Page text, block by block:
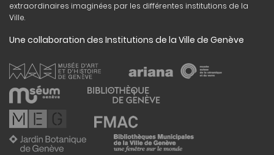
extraordinaires imaginées par les différentes institutions de la
Ville.
Une collaboration des Institutions de la Ville de Genève